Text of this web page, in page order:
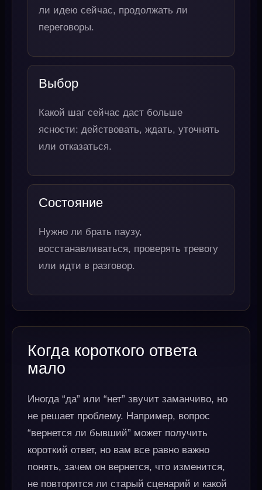
ли идею сейчас, продолжать ли
переговоры.
Выбор
Какой шаг сейчас даст больше
ясности: действовать, ждать, уточнять
или отказаться.
Состояние
Нужно ли брать паузу,
восстанавливаться, проверять тревогу
или идти в разговор.
Когда короткого ответа
мало
Иногда “да” или “нет” звучит заманчиво, но
не решает проблему. Например, вопрос
“вернется ли бывший” может получить
короткий ответ, но вам все равно важно
понять, зачем он вернется, что изменится,
не повторится ли старый сценарий и какой